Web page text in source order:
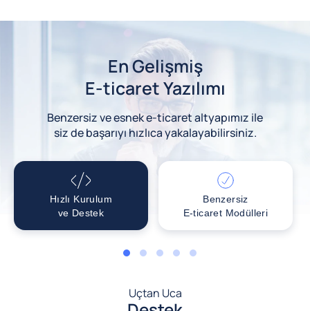
En Gelişmiş
E-ticaret Yazılımı
Benzersiz ve esnek e-ticaret altyapımız ile
siz de başarıyı hızlıca yakalayabilirsiniz.
Hızlı Kurulum
ve Destek
Benzersiz
E-ticaret Modülleri
1 2 3 4 5
Uçtan Uca